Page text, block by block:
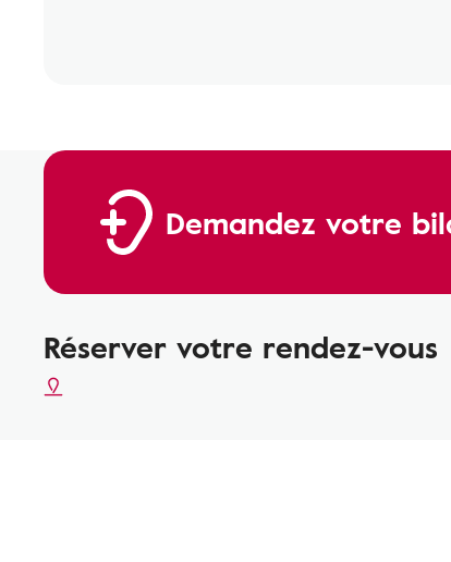
Demandez votre
Réserver votre rendez-vous